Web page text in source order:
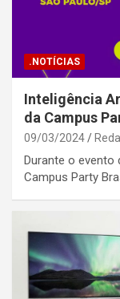
.NOTÍCIAS
Inteligência
da Campus
09/03/2024
Durante o evento
Campus Party